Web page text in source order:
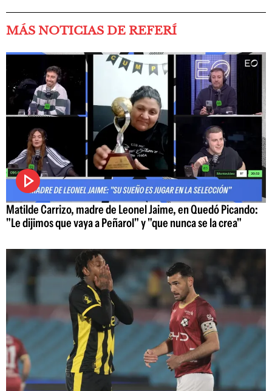
MÁS NOTICIAS DE REFERÍ
Matilde Carrizo, madre de Leonel Jaime, en Quedó Picando:
"Le dijimos que vaya a Peñarol" y "que nunca se la crea"